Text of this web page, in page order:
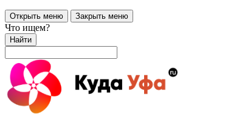
Открыть меню Закрыть меню
Что ищем?
Найти